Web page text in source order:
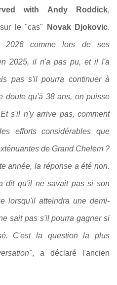
with Andy Roddick,
le "cas" Novak Djokovic.
2026 comme lors de ses
2025, il n'a pas pu, et il l'a
pas s'il pourra continuer à
doute qu'à 38 ans, on puisse
s'il n'y arrive pas, comment
efforts considérables que
de Grand Chelem ?
année, la réponse a été non.
dit qu'il ne savait pas si son
lorsqu'il atteindra une demi-
sait pas s'il pourra gagner si
C'est la question la plus
, a déclaré l'ancien